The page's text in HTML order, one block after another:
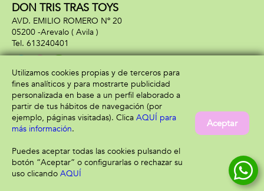
DON TRIS TRAS TOYS
AVD. EMILIO ROMERO Nº 20
05200 -Arevalo ( Avila )
613240401
Información
Aviso legal
Política de privacidad
Política de cookies
Atención al cliente
Envío y devolución
Utilizamos cookies propias y de terceros para
fines analíticos y para mostrarte publicidad
personalizada en base a un perfil elaborado a
partir de tus hábitos de navegación (por
ejemplo, páginas visitadas). Clica AQUÍ para
más información.
Puedes aceptar todas las cookies pulsando el
botón “Aceptar” o configurarlas o rechazar su
uso clicando AQUÍ
Aceptar